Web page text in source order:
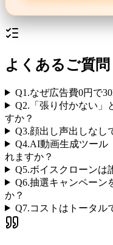
よくあるご質問
Q1 .なぜ広告費0円で
Q2. 「張り付かない
すか？
Q3.顔出し声出しなし
Q4.AI動画生成ツール
れますか？
Q5.ボイスクローンは
Q6.抽選キャンペーン
か？
Q7.コストはトータル